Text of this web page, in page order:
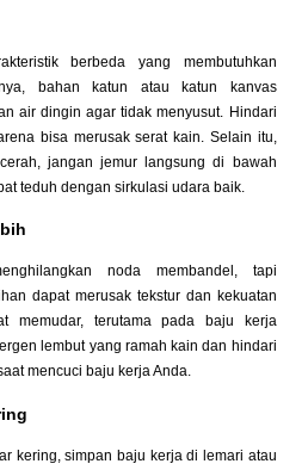
berbeda yang membutuhkan
bahan katun atau katun kanvas
air dingin agar tidak menyusut. Hindari
bisa merusak serat kain. Selain itu,
jangan jemur langsung di bawah
teduh dengan sirkulasi udara baik.
noda membandel, tapi
dapat merusak tekstur dan kekuatan
memudar, terutama pada baju kerja
lembut yang ramah kain dan hindari
mencuci baju kerja Anda.
kering, simpan baju kerja di lemari atau